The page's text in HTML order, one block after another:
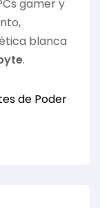
gamer y
blanca
.
de Poder